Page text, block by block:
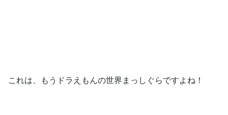
これは、もうドラえもんの世界まっしぐらですよね！